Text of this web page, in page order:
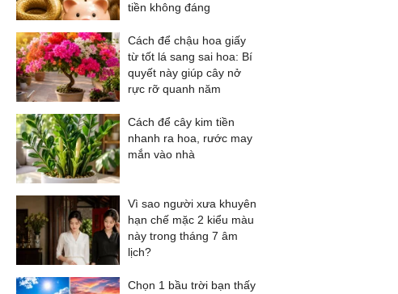
tiền không đáng
Cách để chậu hoa giấy
từ tốt lá sang sai hoa: Bí
quyết này giúp cây nở
rực rỡ quanh năm
Cách để cây kim tiền
nhanh ra hoa, rước may
mắn vào nhà
Vì sao người xưa khuyên
hạn chế mặc 2 kiểu màu
này trong tháng 7 âm
lịch?
Chọn 1 bầu trời bạn thấy